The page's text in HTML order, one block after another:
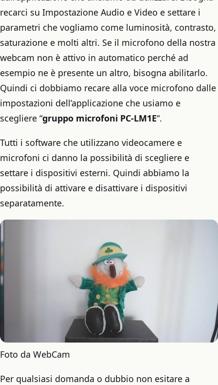
recarci su Impostazione Audio e Video e settare i
parametri che vogliamo come luminosità, contrasto,
saturazione e molti altri. Se il microfono della nostra
webcam non è attivo in automatico perché ad
esempio ne è presente un altro, bisogna abilitarlo.
Quindi ci dobbiamo recare alla voce microfono dalle
impostazioni dell’applicazione che usiamo e
scegliere “gruppo microfoni PC-LM1E“.
Tutti i software che utilizzano videocamere e
microfoni ci danno la possibilità di scegliere e
settare i dispositivi esterni. Quindi abbiamo la
possibilità di attivare e disattivare i dispositivi
separatamente.
Foto da WebCam
Per qualsiasi domanda o dubbio non esitare a